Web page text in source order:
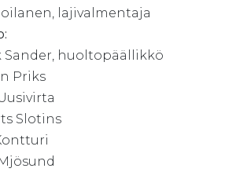
lajivalmentaja
Sander, huoltopäällikkö
Priks
Slotins